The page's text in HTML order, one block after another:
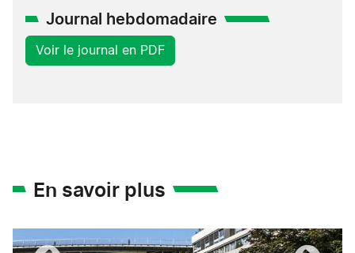
Journal hebdomadaire
Voir le journal en PDF
En savoir plus